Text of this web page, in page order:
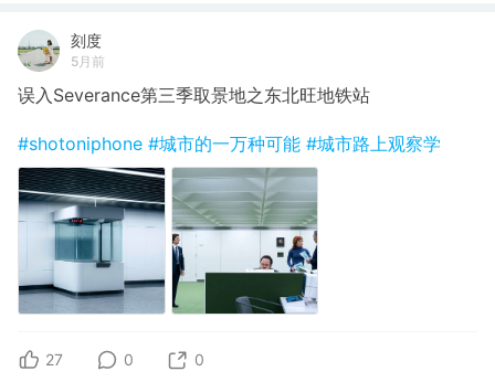
刻度
5月前
误入Severance第三季取景地之东北旺地铁站
#shotoniphone #城市的一万种可能 #城市路上观察学
27 0 0